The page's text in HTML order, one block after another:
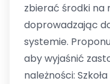
zbierać środki na
doprowadzając
systemie.
aby wyjaśnić
należności: